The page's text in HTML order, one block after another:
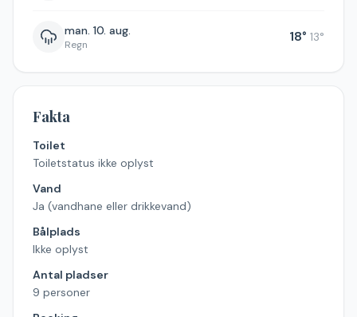
man. 10. aug.
Regn 18° 13°
Fakta
Toilet
Toiletstatus ikke oplyst
Vand
Ja (vandhane eller drikkevand)
Bålplads
Ikke oplyst
Antal pladser
9 personer